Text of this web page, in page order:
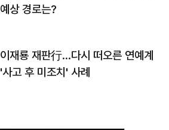
예상 경로는?
이재룡 재판行…다시 떠오른 연예계
'사고 후 미조치' 사례